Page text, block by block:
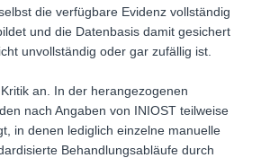
die verfügbare Evidenz vollständig
und die Datenbasis damit gesichert
unvollständig oder gar zufällig ist.
an. In der herangezogenen
nach Angaben von INIOST teilweise
in denen lediglich einzelne manuelle
Behandlungsabläufe durch